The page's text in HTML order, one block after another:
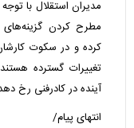
مدیران استقلال با توجه
مطرح کردن
کرده و در سکوت
تغییرات گسترده
آینده در کادرفنی رخ
انتهای پیام/